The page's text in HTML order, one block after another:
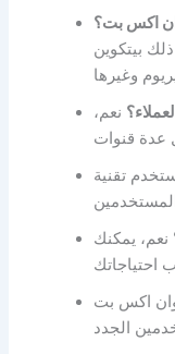
اكس بت؟
بيتكوين
نعم،
تقنية
نعم، يمكنك
اكس بت